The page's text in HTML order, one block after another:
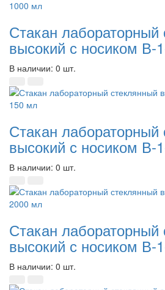
Стакан лабораторный
высокий с носиком В-
В наличии: 0 шт.
Стакан лабораторный
высокий с носиком В-
В наличии: 0 шт.
Стакан лабораторный
высокий с носиком В-
В наличии: 0 шт.